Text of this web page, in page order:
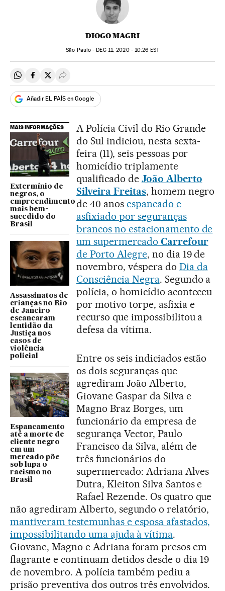
DIOGO MAGRI
São Paulo -DEC11, 2020 - 10:26 EST
Compartir en Whatsapp
Compartir en Facebook
Compartir en Twitter
Desplegar Redes Sociales
Añadir EL PAÍS en Google
MAIS INFORMAÇÕES
Extermínio de
negros, o
empreendimento
mais bem-
sucedido do
Brasil
Assassinatos de
crianças no Rio
de Janeiro
escancaram
lentidão da
Justiça nos
casos de
violência
policial
Espancamento
até a morte de
cliente negro
em um
mercado põe
sob lupa o
racismo no
Brasil
A Polícia Civil do Rio Grande
do Sul indiciou, nesta sexta-
feira (11), seis pessoas por
homicídio triplamente
qualificado de João Alberto
Silveira Freitas, homem negro
de 40 anos espancado e
asfixiado por seguranças
brancos no estacionamento de
um supermercado Carrefour
de Porto Alegre, no dia 19 de
novembro, véspera do Dia da
Consciência Negra. Segundo a
polícia, o homicídio aconteceu
por motivo torpe, asfixia e
recurso que impossibilitou a
defesa da vítima.
Entre os seis indiciados estão
os dois seguranças que
agrediram João Alberto,
Giovane Gaspar da Silva e
Magno Braz Borges, um
funcionário da empresa de
segurança Vector, Paulo
Francisco da Silva, além de
três funcionários do
supermercado: Adriana Alves
Dutra, Kleiton Silva Santos e
Rafael Rezende. Os quatro que
não agrediram Alberto, segundo o relatório,
mantiveram testemunhas e esposa afastados,
impossibilitando uma ajuda à vítima.
Giovane, Magno e Adriana foram presos em
flagrante e continuam detidos desde o dia 19
de novembro. A polícia também pediu a
prisão preventiva dos outros três envolvidos.